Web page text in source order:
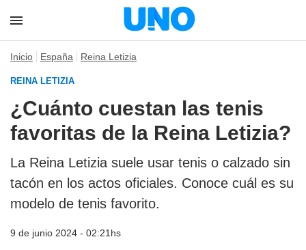
Inicio España Reina Letizia
REINA LETIZIA
¿Cuánto cuestan las tenis
favoritas de la Reina Letizia?
La Reina Letizia suele usar tenis o calzado sin
tacón en los actos oficiales. Conoce cuál es su
modelo de tenis favorito.
9 de junio 2024 - 02:21hs